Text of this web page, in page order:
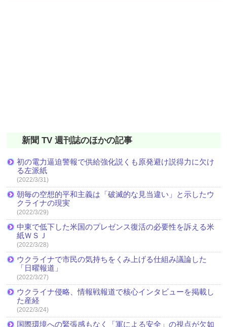
新聞 TV 週刊誌のほかの記事
初の電力逼迫警報で供給強化説くも原発避け説得力に欠け
る左派紙
(2022/3/31)
朝毎の空想的平和主義は「破滅的な見当違い」と示したウ
クライナの現実
(2022/3/29)
中東で低下した米国のプレゼンス復活の必要性を訴える米
紙ＷＳＪ
(2022/3/28)
ウクライナで市民の気持ちをくみ上げる仕組み議論した
「日曜報道」
(2022/3/27)
ウクライナ侵略、情報戦報道で核心インタビューを掲載し
た産経
(2022/3/24)
国際環境への緊張感もなく「軍による安全」の視点が欠如